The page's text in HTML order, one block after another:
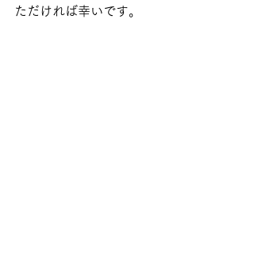
ただければ幸いです。